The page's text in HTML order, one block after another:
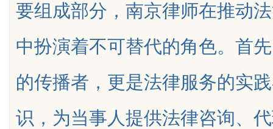
uz
要组成部分，南京律师在推动
中扮演着不可替代的角色。首
的传播者，更是法律服务的实
识，为当事人提供法律咨询、